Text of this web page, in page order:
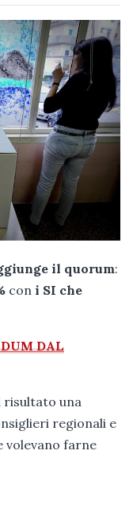
il quorum:
con i SI che
DAL
risultato una
regionali e
volevano farne